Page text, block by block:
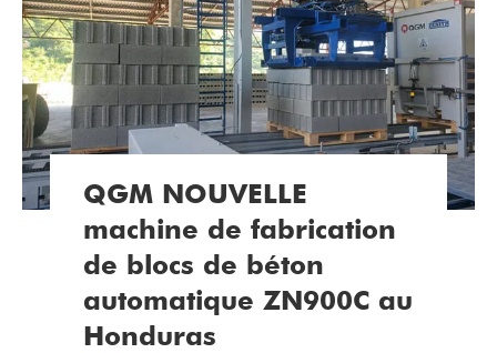
QGM NOUVELLE
machine de fabrication
de blocs de béton
automatique ZN900C au
Honduras